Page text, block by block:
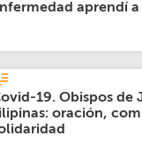
aprendí a
19. Obispos de
oración,